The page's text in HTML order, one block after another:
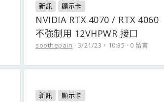
新訊 顯示卡
NVIDIA RTX 4070 / RTX 4060
不強制用 12VHPWR 接口
soothepain 3/21/23，10:35 0 留言
新訊 顯示卡